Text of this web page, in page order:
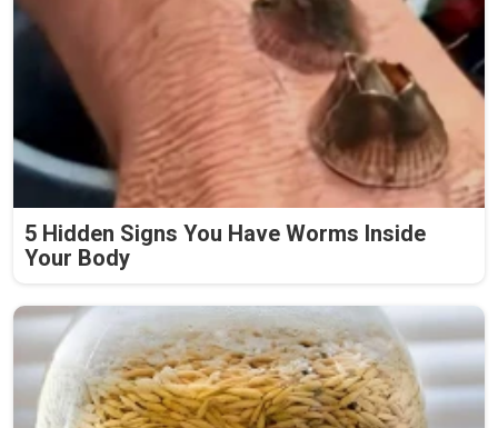
5 Hidden Signs You Have Worms Inside
Your Body